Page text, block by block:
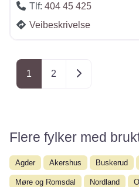
Tlf: 404 45 425
Veibeskrivelse
Posts navigation
1 2 Older posts
Flere fylker med
Agder Akershus Buskerud
Møre og Romsdal Nordland